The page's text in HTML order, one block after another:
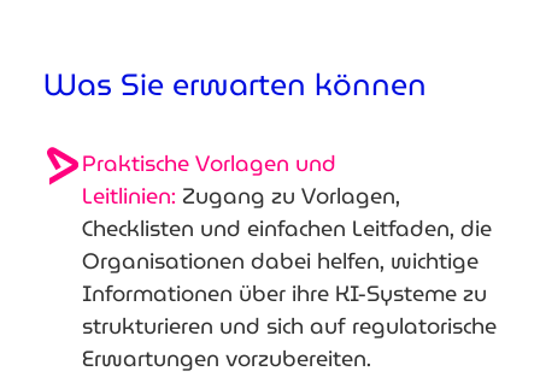
Was Sie erwarten können
Praktische Vorlagen und
Leitlinien: Zugang zu Vorlagen,
Checklisten und einfachen Leitfaden, die
Organisationen dabei helfen, wichtige
Informationen über ihre KI-Systeme zu
strukturieren und sich auf regulatorische
Erwartungen vorzubereiten.